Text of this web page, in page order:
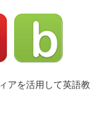
アを活用して英語教